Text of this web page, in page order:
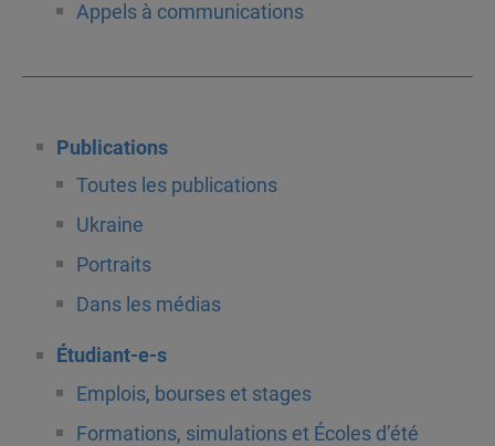
Appels à communications
Publications
Toutes les publications
Ukraine
Portraits
Dans les médias
Étudiant-e-s
Emplois, bourses et stages
Formations, simulations et Écoles d’été